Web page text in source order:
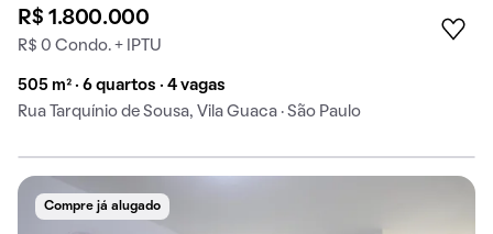
R$ 1.800.000
R$ 0 Condo. + IPTU
505 m² · 6 quartos · 4 vagas
Rua Tarquínio de Sousa, Vila Guaca · São Paulo
Compre já alugado